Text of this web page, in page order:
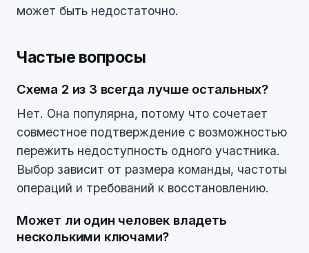
может быть недостаточно.
Частые вопросы
Схема 2 из 3 всегда лучше остальных?
Нет. Она популярна, потому что сочетает
совместное подтверждение с возможностью
пережить недоступность одного участника.
Выбор зависит от размера команды, частоты
операций и требований к восстановлению.
Может ли один человек владеть
несколькими ключами?